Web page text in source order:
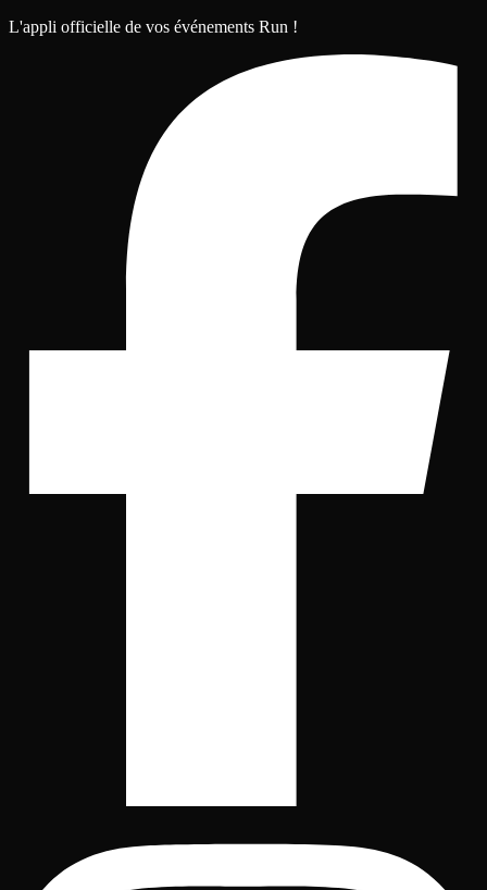
L'appli officielle de vos événements Run !